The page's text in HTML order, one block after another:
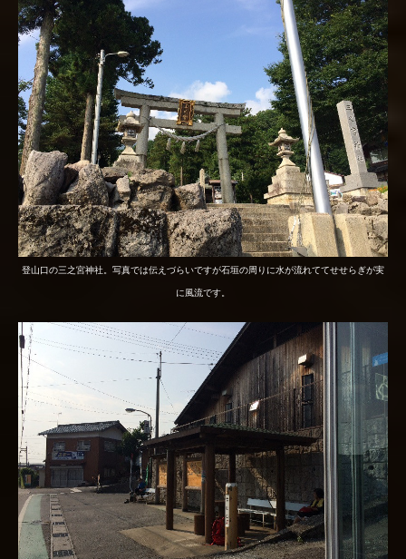
登山口の三之宮神社。写真では伝えづらいですが石垣の周りに水が流れててせせらぎが実
に風流です。